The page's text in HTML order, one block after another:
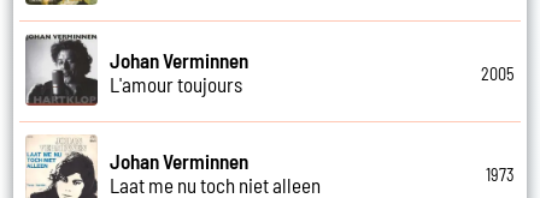
Johan Verminnen
L'amour toujours
2005
Johan Verminnen
Laat me nu toch niet alleen
1973